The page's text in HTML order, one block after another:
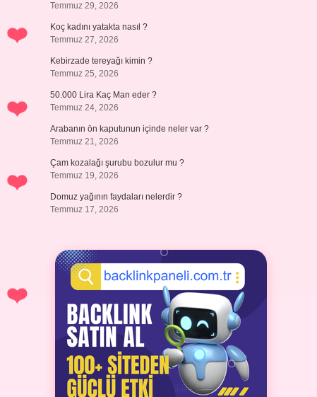
Temmuz 29, 2026
Koç kadını yatakta nasıl ?
Temmuz 27, 2026
Kebirzade tereyağı kimin ?
Temmuz 25, 2026
50.000 Lira Kaç Man eder ?
Temmuz 24, 2026
Arabanın ön kaputunun içinde neler var ?
Temmuz 21, 2026
Çam kozalağı şurubu bozulur mu ?
Temmuz 19, 2026
Domuz yağının faydaları nelerdir ?
Temmuz 17, 2026